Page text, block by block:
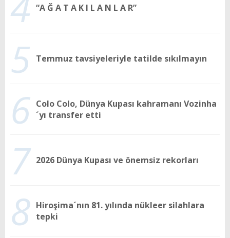
“A Ğ A T A K I L A N L A R”
5 Temmuz tavsiyeleriyle tatilde sıkılmayın
6 Colo Colo, Dünya Kupası kahramanı Vozinha
´yı transfer etti
7 2026 Dünya Kupası ve önemsiz rekorları
8 Hiroşima´nın 81. yılında nükleer silahlara
tepki